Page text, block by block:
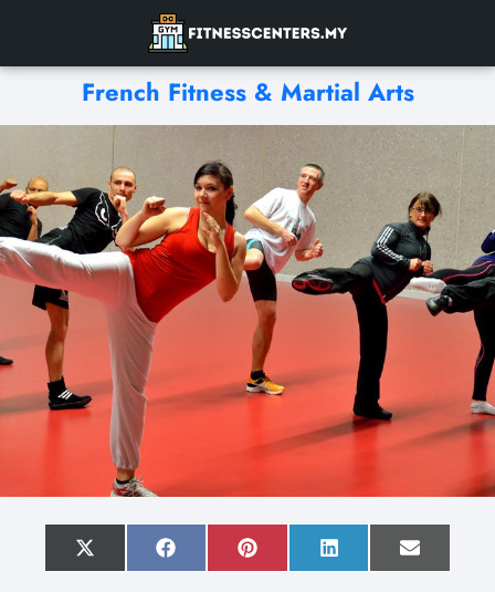
French Fitness & Martial Arts
S
h
X
(
S
h
F
a
S
h
P
i
S
h
L
i
S
h
E
m